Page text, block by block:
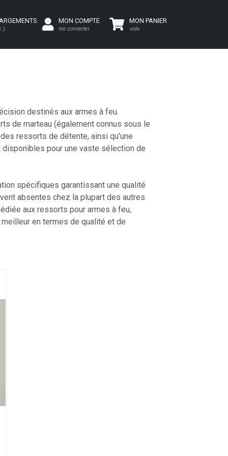
MON COMPTE
me connecter
MON PANIER
vide
destinés aux armes à feu.
de marteau (également connus sous le
ressorts de détente, ainsi qu'une
pour une vaste sélection de
spécifiques garantissant une qualité
absentes chez la plupart des autres
aux ressorts pour armes à feu,
en termes de qualité et de